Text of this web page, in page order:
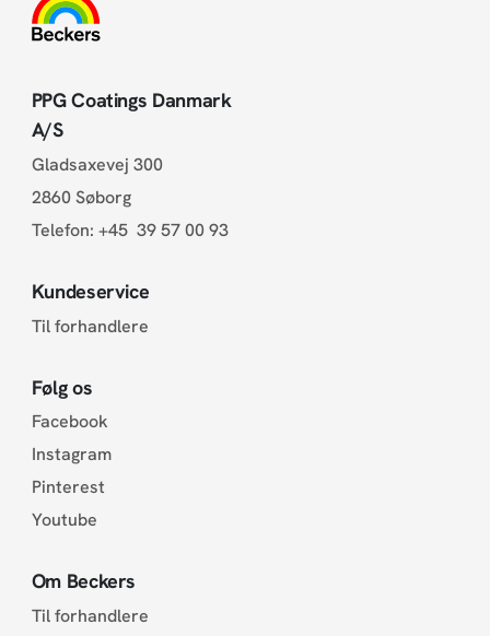
PPG Coatings Danmark
A/S
Gladsaxevej 300
2860 Søborg
Telefon: +45 39 57 00 93
Kundeservice
Til forhandlere
Følg os
Facebook
Instagram
Pinterest
Youtube
Om Beckers
Til forhandlere